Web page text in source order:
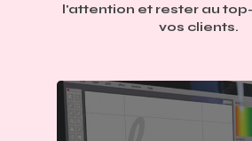
l'attention et rester au
vos clients.